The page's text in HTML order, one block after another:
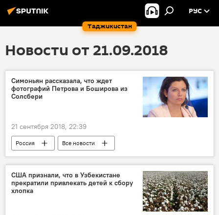
Таджикистан
РУС
Новости от 21.09.2018
Симоньян рассказала, что ждет
фотографий Петрова и Боширова из
Солсбери
21 сентября 2018, 22:39
Россия
Все новости
Маргарита Симоньян
Великобритания
Руслан Боширов
США признали, что в Узбекистане
прекратили привлекать детей к сбору
хлопка